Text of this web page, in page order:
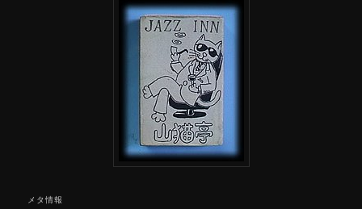
メタ情報